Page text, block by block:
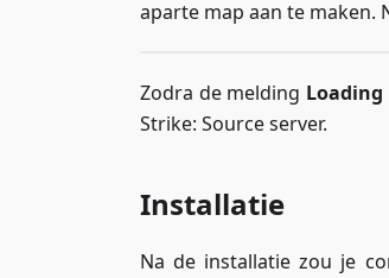
aparte map aan te maken.
Zodra de melding Loading
Strike: Source server.
Installatie
Na de installatie zou je